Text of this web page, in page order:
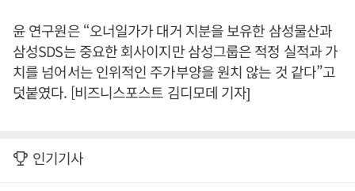
윤 연구원은 “오너일가가 대거 지분을 보유한 삼성물산과
삼성SDS는 중요한 회사이지만 삼성그룹은 적정 실적과 가
치를 넘어서는 인위적인 주가부양을 원치 않는 것 같다”고
덧붙였다. [비즈니스포스트 김디모데 기자]
인기기사